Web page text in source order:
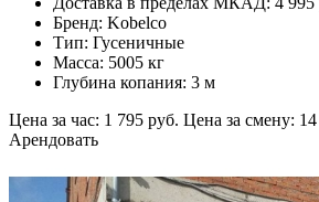
Бренд: Kobelco
Тип: Гусеничные
Масса: 5005 кг
Глубина копания: 3 м
Цена за час: 1 795 руб. Цена за смену:
Арендовать